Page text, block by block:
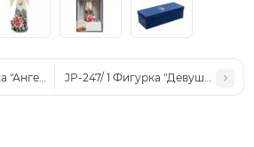
"Ангел и дети" (Pavone)
JP-247/ 1 Фигурка "Девушка"